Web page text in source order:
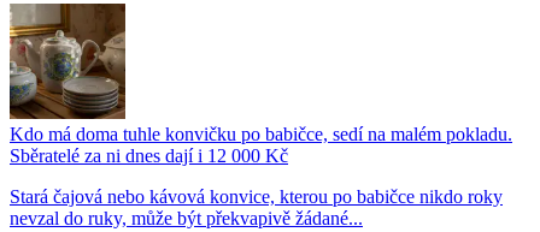
Kdo má doma tuhle konvičku po babičce, sedí na malém pokladu.
Sběratelé za ni dnes dají i 12 000 Kč
Stará čajová nebo kávová konvice, kterou po babičce nikdo roky
nevzal do ruky, může být překvapivě žádané...